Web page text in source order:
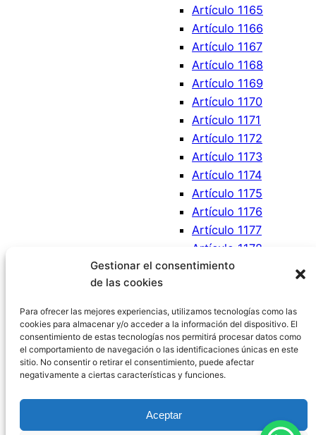
Gestionar el consentimiento
de las cookies
Para ofrecer las mejores experiencias, utilizamos tecnologías como las
cookies para almacenar y/o acceder a la información del dispositivo. El
consentimiento de estas tecnologías nos permitirá procesar datos como
el comportamiento de navegación o las identificaciones únicas en este
sitio. No consentir o retirar el consentimiento, puede afectar
negativamente a ciertas características y funciones.
Aceptar
Artículo 1165
Artículo 1166
Artículo 1167
Artículo 1168
Artículo 1169
Artículo 1170
Artículo 1171
Artículo 1172
Artículo 1173
Artículo 1174
Artículo 1175
Artículo 1176
Artículo 1177
Artículo 1178
Artículo 1179